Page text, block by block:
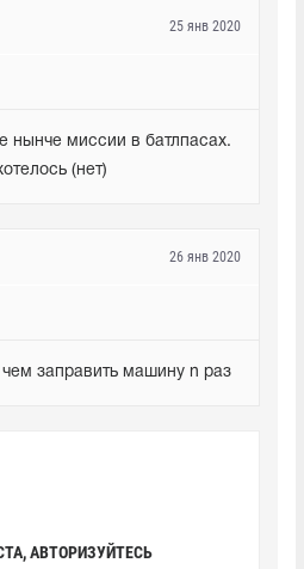
25 янв 2020
нынче миссии в батлпасах.
(нет)
26 янв 2020
заправить машину n раз
АВТОРИЗУЙТЕСЬ